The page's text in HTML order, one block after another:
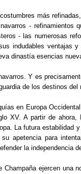
más
-
- las numerosas
indudables ventajas
dinastía esencias
Y es
de los destinos
en Europa
XV. A partir de
La futura estabilidad
apetencia para
la independencia
ejercen una